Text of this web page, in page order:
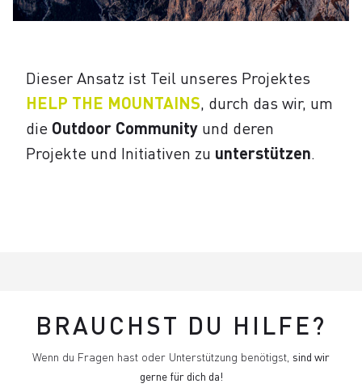
Dieser Ansatz ist Teil unseres Projektes
HELP THE MOUNTAINS, durch das wir, um
die Outdoor Community und deren
Projekte und Initiativen zu unterstützen.
BRAUCHST DU HILFE?
Wenn du Fragen hast oder Unterstützung benötigst, sind wir
gerne für dich da!